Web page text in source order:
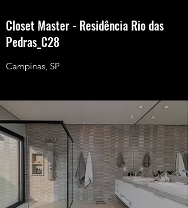
Closet Master - Residência Rio das
Pedras_C28
Campinas, SP